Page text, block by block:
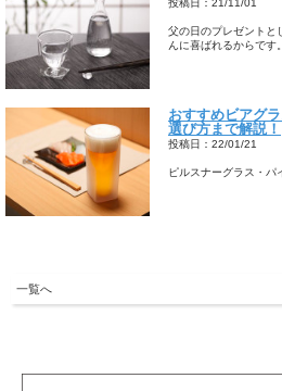
投稿日：21/11/01
父の日のプレゼントと
んに喜ばれるからです。
おすすめビアグ
選び方まで解説！
投稿日：22/01/21
ピルスナーグラス・パ
一覧へ